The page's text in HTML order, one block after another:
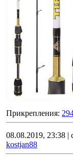
Прикрепления:
08.08.2019, 23:38 |
kostjan88